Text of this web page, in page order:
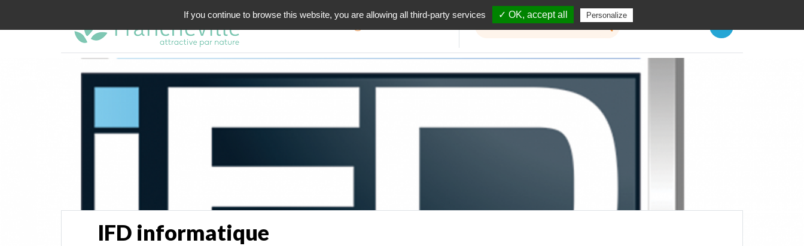
IFD informatique
If you continue to browse this website, you are allowing all third-party services ✓ OK, accept all Personalize